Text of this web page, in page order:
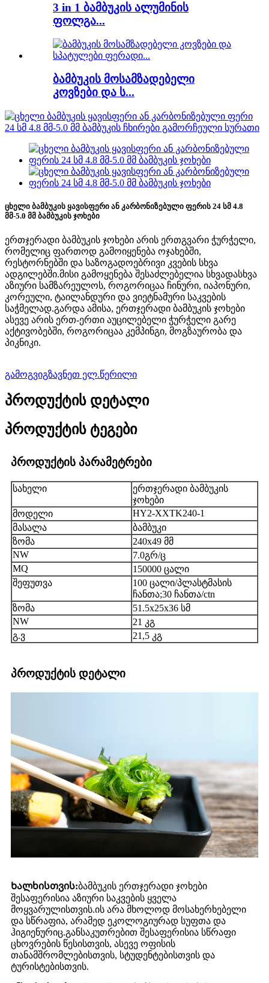
3 in 1 ბამბუკის ალუმინის
ფოლგა...
ბამბუკის მოსამზადებელი
კოვზები და ს...
ცხელი ბამბუკის ყავისფერი ან კარბონიზებული ფერის 24 სმ 4.8
მმ-5.0 მმ ბამბუკის ჯოხები
ერთჯერადი ბამბუკის ჯოხები არის ერთგვარი ჭურჭელი,
რომელიც ფართოდ გამოიყენება ოჯახებში,
რესტორნებში და საზოგადოებრივი კვების სხვა
ადგილებში.მისი გამოყენება შესაძლებელია სხვადასხვა
აზიური სამზარეულოს, როგორიცაა ჩინური, იაპონური,
კორეული, ტაილანდური და ვიეტნამური საკვების
საჭმელად.გარდა ამისა, ერთჯერადი ბამბუკის ჯოხები
ასევე არის ერთ-ერთი აუცილებელი ჭურჭელი გარე
აქტივობებში, როგორიცაა კემპინგი, მოგზაურობა და
პიკნიკი.
გამოგვიგზავნეთ ელ.წერილი
პროდუქტის დეტალი
პროდუქტის ტეგები
პროდუქტის პარამეტრები
სახელი
ერთჯერადი ბამბუკის
ჯოხები
მოდელი
HY2-XXTK240-1
მასალა
ბამბუკი
ზომა
240x49 მმ
NW
7.0გრ/ც
MQ
150000 ცალი
შეფუთვა
100 ცალი/პლასტმასის
ჩანთა;30 ჩანთა/ctn
ზომა
51.5x25x36 სმ
NW
21 კგ
გ.ვ
21,5 კგ
პროდუქტის დეტალი
Ხალხისთვის:ბამბუკის ერთჯერადი ჯოხები
შესაფერისია აზიური საკვების ყველა
მოყვარულისთვის.ის არა მხოლოდ მოსახერხებელი
და სწრაფია, არამედ ეკოლოგიურად სუფთა და
ჰიგიენურიც.განსაკუთრებით შესაფერისია სწრაფი
ცხოვრების წესისთვის, ასევე ოფისის
თანამშრომლებისთვის, სტუდენტებისთვის და
ტურისტებისთვის.